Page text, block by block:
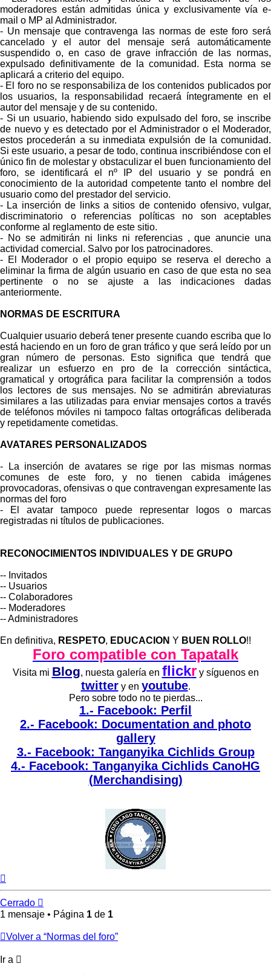
moderadores están admitidas única y exclusivamente vía e-
mail o MP al Administrador.
- Un mensaje que contravenga las normas de este foro será
cancelado y el autor del mensaje será automáticamente
suspendido o, en caso de grave infracción de las normas,
expulsado definitivamente de la comunidad. Esta norma se
aplicará a criterio del equipo.
- El foro no se responsabiliza de los contenidos publicados por
los usuarios, la responsabilidad recaerá íntegramente en el
autor del mensaje y de su contenido.
- Si un usuario, habiendo sido expulsado del foro, se inscribe
de nuevo y es detectado por el Administrador o el Moderador,
estos procederán a su inmediata expulsión de la comunidad.
Si este usuario, a pesar de todo, continua inscribiéndose con el
único fin de molestar y obstaculizar el buen funcionamiento del
foro, se identificará el nº IP del usuario y se pondrá en
conocimiento de la autoridad competente tanto el nombre del
usuario como del prestador del servicio.
- La inserción de links a sitios de contenido ofensivo, vulgar,
discriminatorio o referencias políticas no son aceptables
conforme al reglamento de este sitio.
- No se admitirán ni links ni referencias , que anuncie una
actividad comercial. Salvo por los patrocinadores.
- El Moderador o el propio equipo se reserva el derecho a
eliminar la firma de algún usuario en caso de que esta no sea
pertinente o no se ajuste a las indicaciones dadas
anteriormente.
NORMAS DE ESCRITURA
Cualquier usuario deberá tener presente cuando escriba que lo
está haciendo en un foro de gran tráfico y que será leído por un
gran número de personas. Esto significa que tendrá que
realizar un esfuerzo en pro de la corrección sintáctica,
gramatical y ortográfica para facilitar la comprensión a todos
los lectores de sus mensajes. No se admitirán abreviaturas
similares a las utilizadas para enviar mensajes cortos a través
de teléfonos móviles ni tampoco faltas ortográficas deliberada
y repetidamente cometidas.
AVATARES PERSONALIZADOS
- La inserción de avatares se rige por las mismas normas
comunes de este foro, y no tienen cabida imágenes
provocadoras, ofensivas o que contravengan expresamente las
normas del foro
- El avatar tampoco puede representar logos o marcas
registradas ni títulos de publicaciones.
RECONOCIMIENTOS INDIVIDUALES Y DE GRUPO
-- Invitados
-- Usuarios
-- Colaboradores
-- Moderadores
-- Administradores
En definitiva, RESPETO, EDUCACION Y BUEN ROLLO!!
Foro compatible con Tapatalk
Visita mi Blog, nuesta galería en flickry síguenos en
twittery en youtube.
Pero sobre todo no te pierdas...
1.- Facebook: Perfil
2.- Facebook: Documentation and photo
gallery
3.- Facebook: Tanganyika Cichlids Group
4.- Facebook: Tanganyika Cichlids CanoHG
(Merchandising)
Cerrado
1 mensaje • Página 1 de 1
Volver a “Normas del foro”
Ir a